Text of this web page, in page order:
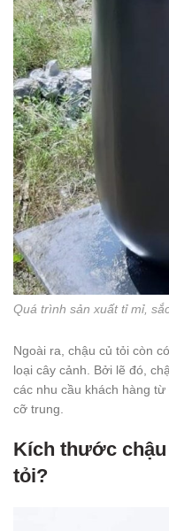
Quá trình sản xuất tỉ mỉ,
Ngoài ra, chậu củ tỏi còn
loại cây cảnh. Bởi lẽ đó,
các nhu cầu khách hàng
cỡ trung.
Kích thước
tỏi?